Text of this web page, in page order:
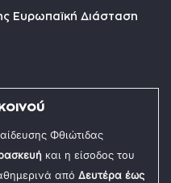
Ευρωπαϊκή Διάσταση
Φθιώτιδας
και η είσοδος του
από Δευτέρα έως